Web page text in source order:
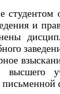
студентом
и
высшего
письменной